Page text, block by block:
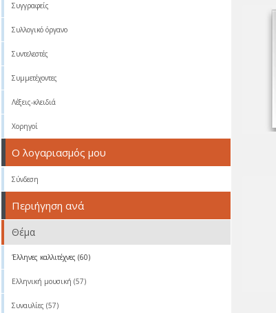
Συγγραφείς
Συλλογικό όργανο
Συντελεστές
Συμμετέχοντες
Λέξεις-κλειδιά
Χορηγοί
Ο λογαριασμός μου
Σύνδεση
Περιήγηση ανά
Θέμα
Έλληνες καλλιτέχνες (60)
Ελληνική μουσική (57)
Συναυλίες (57)